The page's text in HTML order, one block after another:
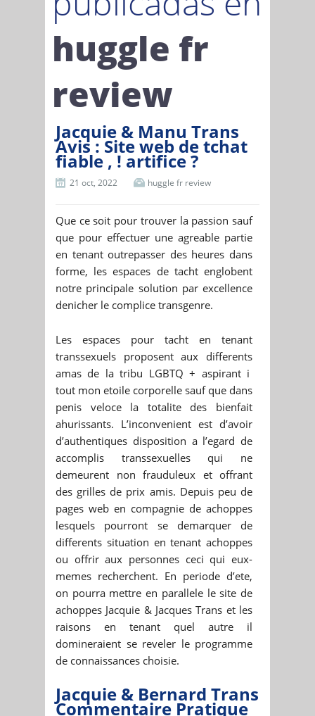
huggle fr
review
Jacquie & Manu Trans
Avis : Site web de tchat
fiable , ! artifice ?
21 oct, 2022 huggle fr review
Que ce soit pour trouver la passion sauf
que pour effectuer une agreable partie
en tenant outrepasser des heures dans
forme, les espaces de tacht englobent
notre principale solution par excellence
denicher le complice transgenre.
Les espaces pour tacht en tenant
transsexuels proposent aux differents
amas de la tribu LGBTQ + aspirant i
tout mon etoile corporelle sauf que dans
penis veloce la totalite des bienfait
ahurissants. L’inconvenient est d’avoir
d’authentiques disposition a l’egard de
accomplis transsexuelles qui ne
demeurent non frauduleux et offrant
des grilles de prix amis. Depuis peu de
pages web en compagnie de achoppes
lesquels pourront se demarquer de
differents situation en tenant achoppes
ou offrir aux personnes ceci qui eux-
memes recherchent. En periode d’ete,
on pourra mettre en parallele le site de
achoppes Jacquie & Jacques Trans et les
raisons en tenant quel autre il
domineraient se reveler le programme
de connaissances choisie.
Jacquie & Bernard Trans
Commentaire Pratique